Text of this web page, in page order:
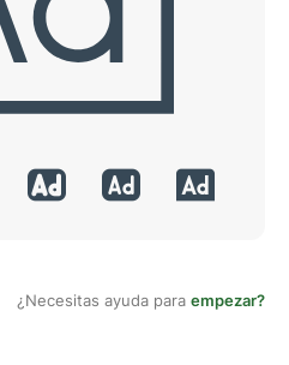
¿Necesitas ayuda para empezar?